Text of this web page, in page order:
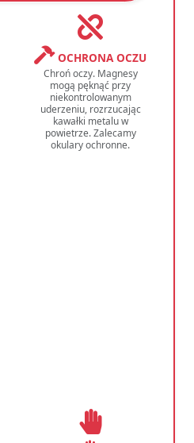
OCHRONA OCZU
Chroń oczy. Magnesy
mogą pęknąć przy
niekontrolowanym
uderzeniu, rozrzucając
kawałki metalu w
powietrze. Zalecamy
okulary ochronne.